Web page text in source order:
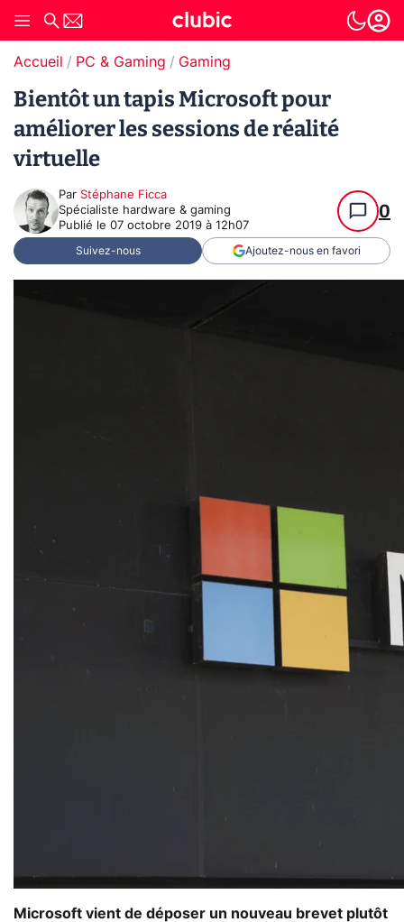
Accueil PC & Gaming Gaming
Bientôt un tapis Microsoft pour
améliorer les sessions de réalité
virtuelle
Par Stéphane Ficca
Spécialiste hardware & gaming
Publié le 07 octobre 2019 à 12h07
0
Suivez-nous Ajoutez-nous en favori
Microsoft vient de déposer un nouveau brevet plutôt